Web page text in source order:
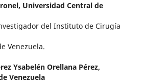
Universidad Central de
del Instituto de Cirugía
Venezuela.
Ysabelén Orellana Pérez,
Venezuela